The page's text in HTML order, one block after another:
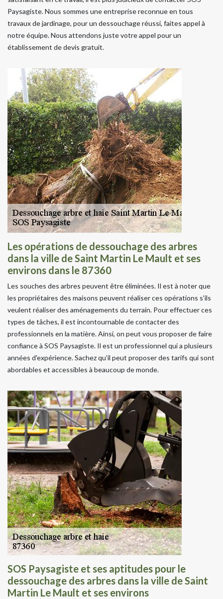
Paysagiste. Nous sommes une entreprise reconnue en tous
travaux de jardinage, pour un dessouchage réussi, faites appel à
notre équipe. Nous attendons juste votre appel pour un
établissement de devis gratuit.
Les opérations de dessouchage des arbres
dans la ville de Saint Martin Le Mault et ses
environs dans le 87360
Les souches des arbres peuvent être éliminées. Il est à noter que
les propriétaires des maisons peuvent réaliser ces opérations s'ils
veulent réaliser des aménagements du terrain. Pour effectuer ces
types de tâches, il est incontournable de contacter des
professionnels en la matière. Ainsi, on peut vous proposer de faire
confiance à SOS Paysagiste. Il est un professionnel qui a plusieurs
années d'expérience. Sachez qu'il peut proposer des tarifs qui sont
abordables et accessibles à beaucoup de monde.
SOS Paysagiste et ses aptitudes pour le
dessouchage des arbres dans la ville de Saint
Martin Le Mault et ses environs